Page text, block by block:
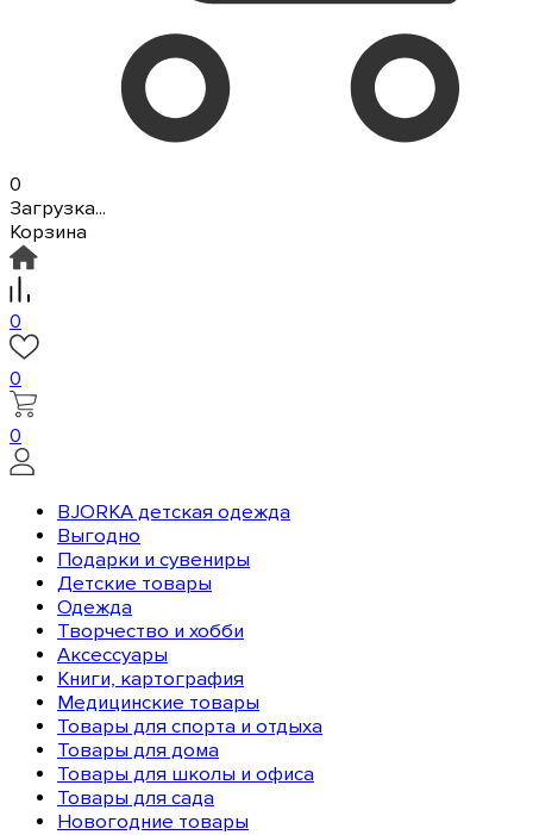
0
Загрузка...
Корзина
0
0
0
BJORKA детская одежда
Выгодно
Подарки и сувениры
Детские товары
Одежда
Творчество и хобби
Аксессуары
Книги, картография
Медицинские товары
Товары для спорта и отдыха
Товары для дома
Товары для школы и офиса
Товары для сада
Новогодние товары